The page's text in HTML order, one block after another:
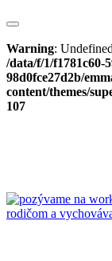
Warning:
/data/f/1/f1781c60-
98d0fce27d2b/
content/themes/
107